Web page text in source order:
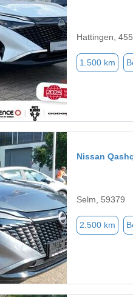
Hattingen,
1.500 km
Nissan
Selm, 59379
2.500 km